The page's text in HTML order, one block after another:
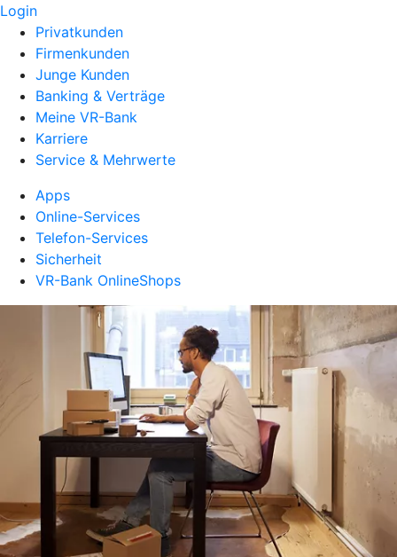
Login
Privatkunden
Firmenkunden
Junge Kunden
Banking & Verträge
Meine VR-Bank
Karriere
Service & Mehrwerte
Apps
Online-Services
Telefon-Services
Sicherheit
VR-Bank OnlineShops